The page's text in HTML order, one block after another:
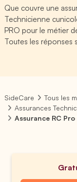
Que couvre une
Technicienne
PRO pour le métier
Toutes les réponses
SideCare
Tous les
Assurances
Assurance RC